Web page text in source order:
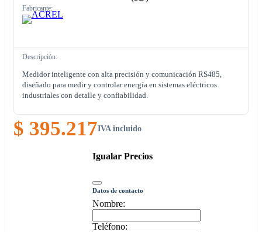
Fabricante:
Descripción:
Medidor inteligente con alta precisión y comunicación RS485,
diseñado para medir y controlar energía en sistemas eléctricos
industriales con detalle y confiabilidad.
$ 395.217IVA incluido
Igualar Precios
Datos de contacto
Nombre:
Teléfono: